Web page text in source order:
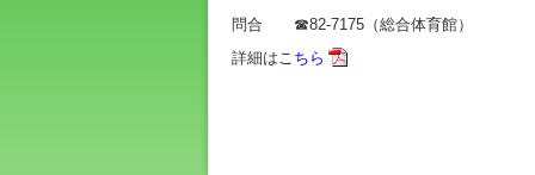
問合 ☎82-7175（総合体育館）
詳細はこちら